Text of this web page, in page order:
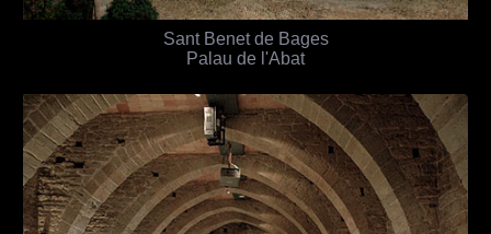
Sant Benet de Bages
Palau de l'Abat